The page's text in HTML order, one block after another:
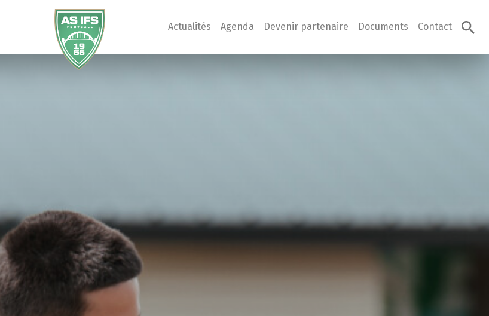
Actualités Agenda Devenir partenaire Documents Contact